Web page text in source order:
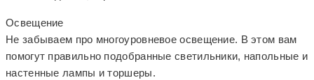
Освещение
Не забываем про многоуровневое освещение. В этом вам
помогут правильно подобранные светильники, напольные и
настенные лампы и торшеры.